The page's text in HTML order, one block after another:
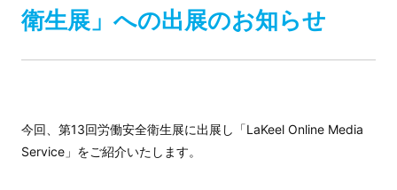
衛生展」への出展のお知らせ
今回、第13回労働安全衛生展に出展し「LaKeel Online Media
Service」をご紹介いたします。